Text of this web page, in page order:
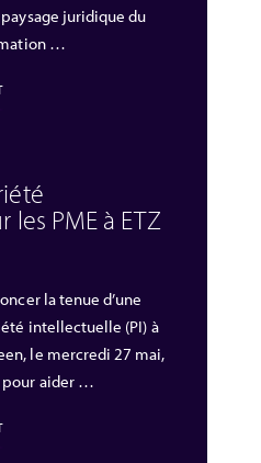
juridique du
…
PME à ETZ
la tenue d’une
intellectuelle (PI) à
le mercredi 27 mai,
pour aider …